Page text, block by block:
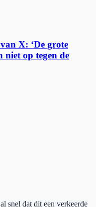
X: ‘De grote
niet op tegen de
snel dat dit een verkeerde